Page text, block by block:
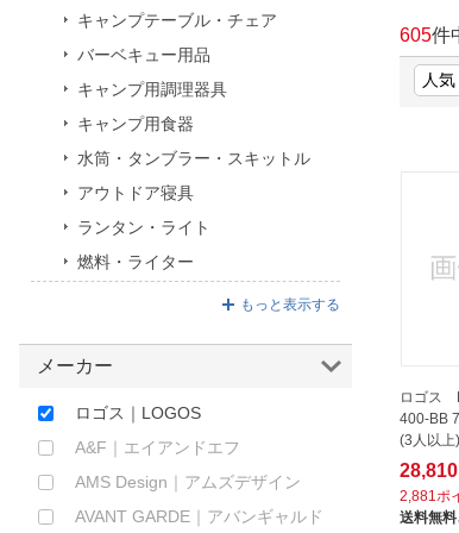
会員メニュー
お買いもの履歴
閲覧履歴
ほしいもの
お知らせ
605件
ロゴス
400-BB
(3人以上
28,810
2,881ポ
送料無料
キャンプテーブル・チェア
バーベキュー用品
キャンプ用調理器具
キャンプ用食器
水筒・タンブラー・スキットル
アウトドア寝具
ランタン・ライト
燃料・ライター
もっと表示する
メーカー
A&F｜エイアンドエフ
AMS Design｜アムズデザイン
AVANT GARDE｜アバンギャルド
ロゴス｜LOGOS